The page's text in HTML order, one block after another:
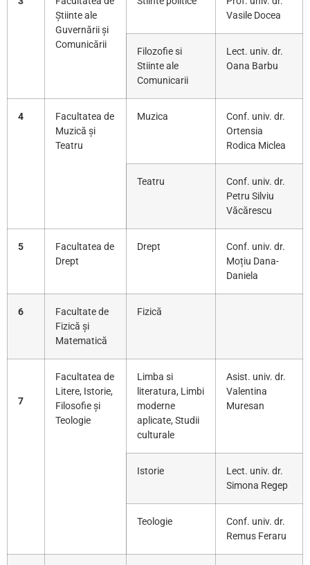
Știinte ale
Guvernării și
Comunicării
Vasile Docea
Filozofie si
Stiinte ale
Comunicarii
Lect. univ. dr.
Oana Barbu
4
Facultatea de
Muzică și
Teatru
Muzica
Conf. univ. dr.
Ortensia
Rodica Miclea
Teatru
Conf. univ. dr.
Petru Silviu
Văcărescu
5
Facultatea de
Drept
Drept
Conf. univ. dr.
Moțiu Dana-
Daniela
6
Facultate de
Fizică și
Matematică
Fizică
7
Facultatea de
Litere, Istorie,
Filosofie și
Teologie
Limba si
literatura, Limbi
moderne
aplicate, Studii
culturale
Asist. univ. dr.
Valentina
Muresan
Istorie
Lect. univ. dr.
Simona Regep
Teologie
Conf. univ. dr.
Remus Feraru